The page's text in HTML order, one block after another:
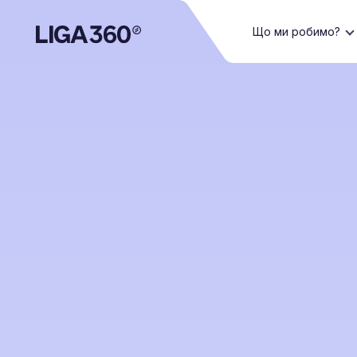
Що ми робимо?